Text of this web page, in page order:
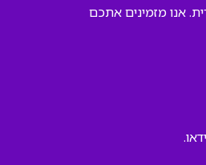
אנו מזמינים אתכם